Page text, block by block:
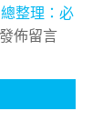
整理：必
佈留言